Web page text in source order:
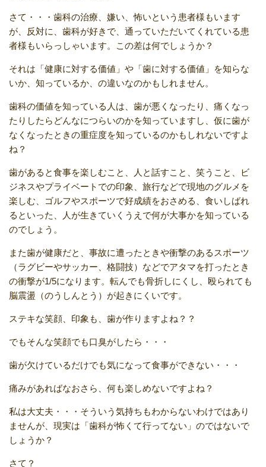
さて・・・歯科の治療、嫌い、怖いという患者様もいます
が、反対に、歯科が好きで、通っていただいてくれている患
者様もいらっしゃいます。この差は何でしょうか？
それは「健康に対する価値」や「歯に対する価値」を知らな
いか、知っているか、の違いなのかもしれません。
歯科の価値を知っている人は、歯が悪くなったり、痛くなっ
たりしたらどんなにつらいのかを知っていますし、仮に歯が
なくなったときの重症度を知っているのかもしれないですよ
ね？
歯があると食事を楽しむこと、人と話すこと、笑うこと、ビ
ジネスやプライベートでの印象、旅行などで現地のグルメを
楽しむ、ゴルフやスポーツで好成績をおさめる、食いしばれ
るといった、人が生きていくうえで何が大事かを知っている
のでしょう。
また歯が健康だと、事故に遭ったときや衝撃のあるスポーツ
（ラグビーやサッカー、格闘技）などでアタマを打ったとき
の衝撃が1/5になります。転んでも骨折しにくし、殴られても
脳震盪（のうしんとう）が起きにくいです。
ステキな笑顔、印象も、歯が作りますよね？？
でもそんな笑顔でも口臭がしたら・・・
歯が欠けているだけでも気になって食事ができない・・・
痛みがあればなおさら、何も楽しめないですよね？
私は大丈夫・・・そういう気持ちもわからないわけではあり
ませんが、現実は「歯科が怖くて行ってない」のではないで
しょうか？
さて？